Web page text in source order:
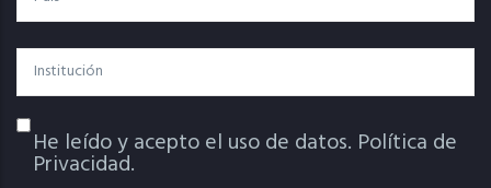
Institución
Política De Privacidad
He leído y acepto el uso de datos. Política de
Privacidad.